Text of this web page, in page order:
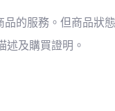
的服務。但商品狀
述及購買證明。